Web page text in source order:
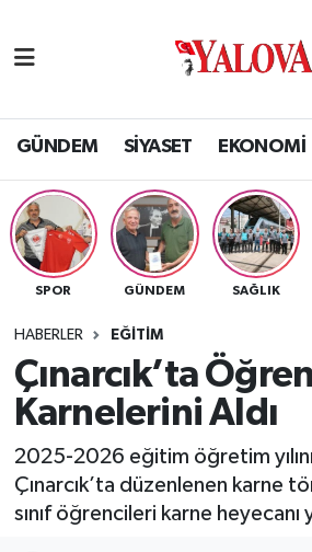
GÜNDEM SİYASET EKONOMİ
SPOR GÜNDEM SAĞLIK
HABERLER EĞİTİM
Çınarcık’ta
Karnelerini Aldı
2025-2026 eğitim öğretim
Çınarcık’ta düzenlenen karne
sınıf öğrencileri karne heyecanı
SİYASET
EKONOMİ
KÜLTÜR
BİLİM VE TEKNOLOJİ
ASAYİŞ
SAĞLIK
SPOR
Yalova Nöbetçi Eczaneler
Yalova Hava Durumu
Yalova Namaz Vakitleri
Yalova Trafik Yoğunluk
Tüm Manşetler
Son Dakika Haberleri
Haber Arşivi